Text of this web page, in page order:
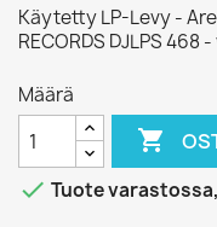
Käytetty LP-Levy -
RECORDS DJLPS 468
Määrä

 Tuote